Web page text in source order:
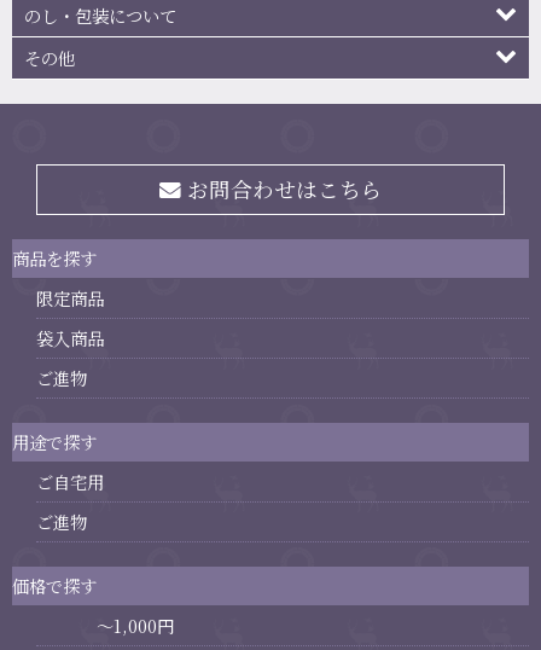
のし・包装について
その他
お問合わせはこちら
商品を探す
限定商品
袋入商品
ご進物
用途で探す
ご自宅用
ご進物
価格で探す
～1,000円